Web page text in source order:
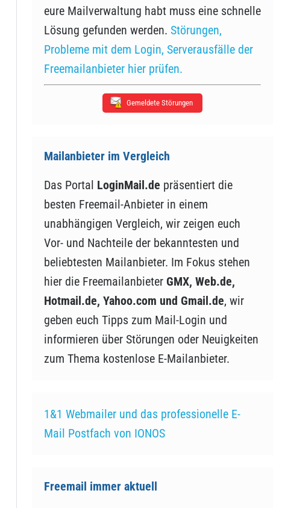
eure Mailverwaltung habt muss eine schnelle
Lösung gefunden werden. Störungen,
Probleme mit dem Login, Serverausfälle der
Freemailanbieter hier prüfen.
Gemeldete Störungen
Mailanbieter im Vergleich
Das Portal LoginMail.de präsentiert die
besten Freemail-Anbieter in einem
unabhängigen Vergleich, wir zeigen euch
Vor- und Nachteile der bekanntesten und
beliebtesten Mailanbieter. Im Fokus stehen
hier die Freemailanbieter GMX, Web.de,
Hotmail.de, Yahoo.com und Gmail.de, wir
geben euch Tipps zum Mail-Login und
informieren über Störungen oder Neuigkeiten
zum Thema kostenlose E-Mailanbieter.
1&1 Webmailer und das professionelle E-
Mail Postfach von IONOS
Freemail immer aktuell